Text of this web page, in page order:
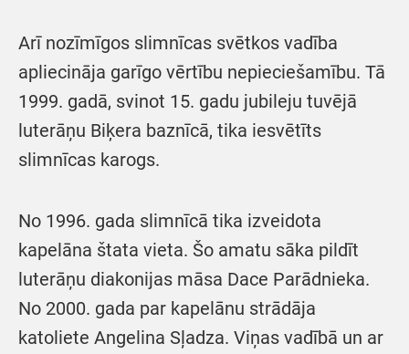
Arī nozīmīgos slimnīcas svētkos vadība
apliecināja garīgo vērtību nepieciešamību. Tā
1999. gadā, svinot 15. gadu jubileju tuvējā
luterāņu Biķera baznīcā, tika iesvētīts
slimnīcas karogs.
No 1996. gada slimnīcā tika izveidota
kapelāna štata vieta. Šo amatu sāka pildīt
luterāņu diakonijas māsa Dace Parādnieka.
No 2000. gada par kapelānu strādāja
katoliete Angelina Sļadza. Viņas vadībā un ar